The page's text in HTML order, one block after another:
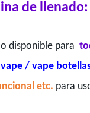
de llenado:
disponible para
/ vape
etc. para